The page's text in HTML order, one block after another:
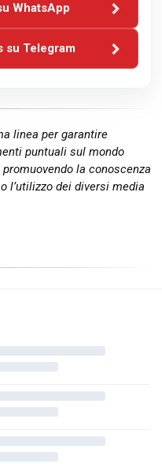
WhatsApp
su Telegram
linea per garantire
puntuali sul mondo
la conoscenza
l’utilizzo dei diversi media